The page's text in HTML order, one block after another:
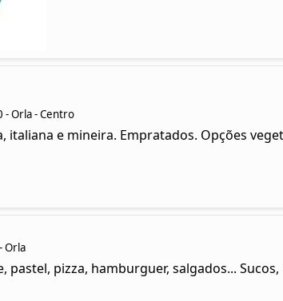
- Orla - Centro
italiana e mineira. Empratados. Opções
Orla
pastel, pizza, hamburguer, salgados...